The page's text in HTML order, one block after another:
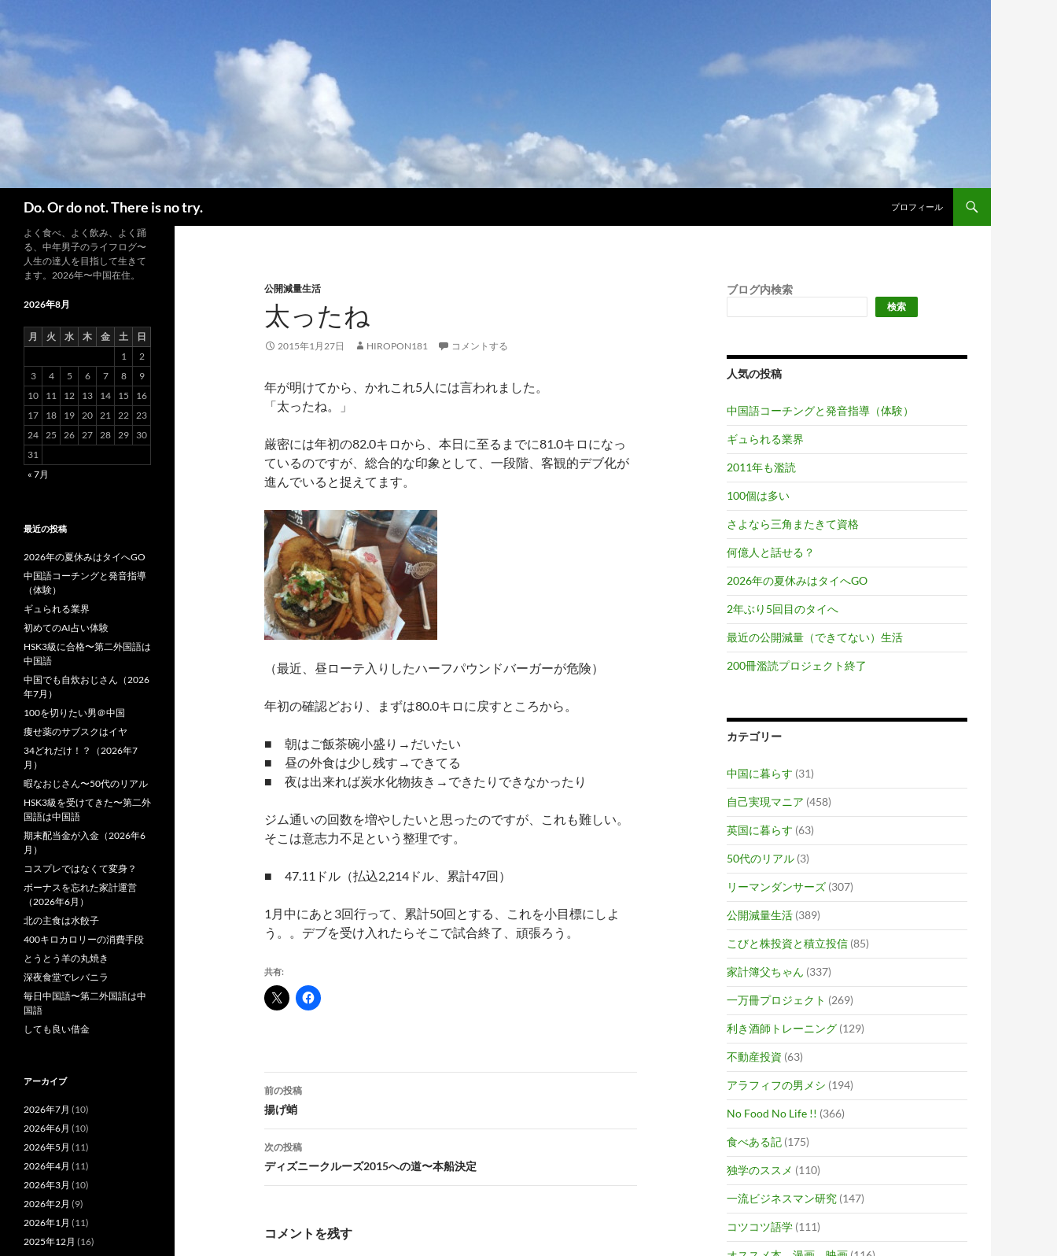
ン
Do. Or do not. There is no try. プロフィール
公開減量生活
太ったね
2015年1月27日 HIROPON181 コメントする
年が明けてから、かれこれ5人には言われました。
「太ったね。」
厳密には年初の82.0キロから、本日に至るまでに81.0キロになっ
ているのですが、総合的な印象として、一段階、客観的デブ化が
進んでいると捉えてます。
（最近、昼ローテ入りしたハーフパウンドバーガーが危険）
年初の確認どおり、まずは80.0キロに戻すところから。
■ 朝はご飯茶碗小盛り→だいたい
■ 昼の外食は少し残す→できてる
■ 夜は出来れば炭水化物抜き→できたりできなかったり
ジム通いの回数を増やしたいと思ったのですが、これも難しい。
そこは意志力不足という整理です。
■ 47.11ドル（払込2,214ドル、累計47回）
1月中にあと3回行って、累計50回とする、これを小目標にしよ
う。。デブを受け入れたらそこで試合終了、頑張ろう。
共有:
投
稿
ナ
ビ
ゲ
前の投稿
揚げ蛸
次の投稿
ディズニークルーズ2015への道〜本船決定
コメントを残す
ブログ内検索
検索
人気の投稿
中国語コーチングと発音指導（体験）
ギュられる業界
2011年も濫読
100個は多い
さよなら三角またきて資格
何億人と話せる？
2026年の夏休みはタイへGO
2年ぶり5回目のタイへ
最近の公開減量（できてない）生活
200冊濫読プロジェクト終了
カテゴリー
中国に暮らす (31)
自己実現マニア (458)
英国に暮らす (63)
50代のリアル (3)
リーマンダンサーズ (307)
公開減量生活 (389)
こびと株投資と積立投信 (85)
家計簿父ちゃん (337)
一万冊プロジェクト (269)
利き酒師トレーニング (129)
不動産投資 (63)
アラフィフの男メシ (194)
No Food No Life !! (366)
食べある記 (175)
独学のススメ (110)
一流ビジネスマン研究 (147)
コツコツ語学 (111)
よく食べ、よく飲み、よく踊
る、中年男子のライフログ〜
人生の達人を目指して生きて
ます。2026年〜中国在住。
2026年8月
月 火 水 木 金 土
日
1
2
3
4 5 6 7 8
9
10
11 12 13 14 15
16
17
18 19 20 21 22 23
24 25 26 27 28 29
30
31
« 7月
最近の投稿
2026年の夏休みはタイへGO
中国語コーチングと発音指導
（体験）
ギュられる業界
初めてのAI占い体験
HSK3級に合格〜第二外国語は
中国語
中国でも自炊おじさん（2026
年7月）
100を切りたい男＠中国
痩せ薬のサブスクはイヤ
34どれだけ！？（2026年7
月）
暇なおじさん〜50代のリアル
HSK3級を受けてきた〜第二外
国語は中国語
期末配当金が入金（2026年6
月）
コスプレではなくて変身？
ボーナスを忘れた家計運営
（2026年6月）
北の主食は水餃子
400キロカロリーの消費手段
とうとう羊の丸焼き
深夜食堂でレバニラ
毎日中国語〜第二外国語は中
国語
しても良い借金
アーカイブ
2026年7月 (10)
2026年6月 (10)
2026年5月 (11)
2026年4月 (11)
2026年3月 (10)
2026年2月 (9)
2026年1月 (11)
2025年12月 (16)